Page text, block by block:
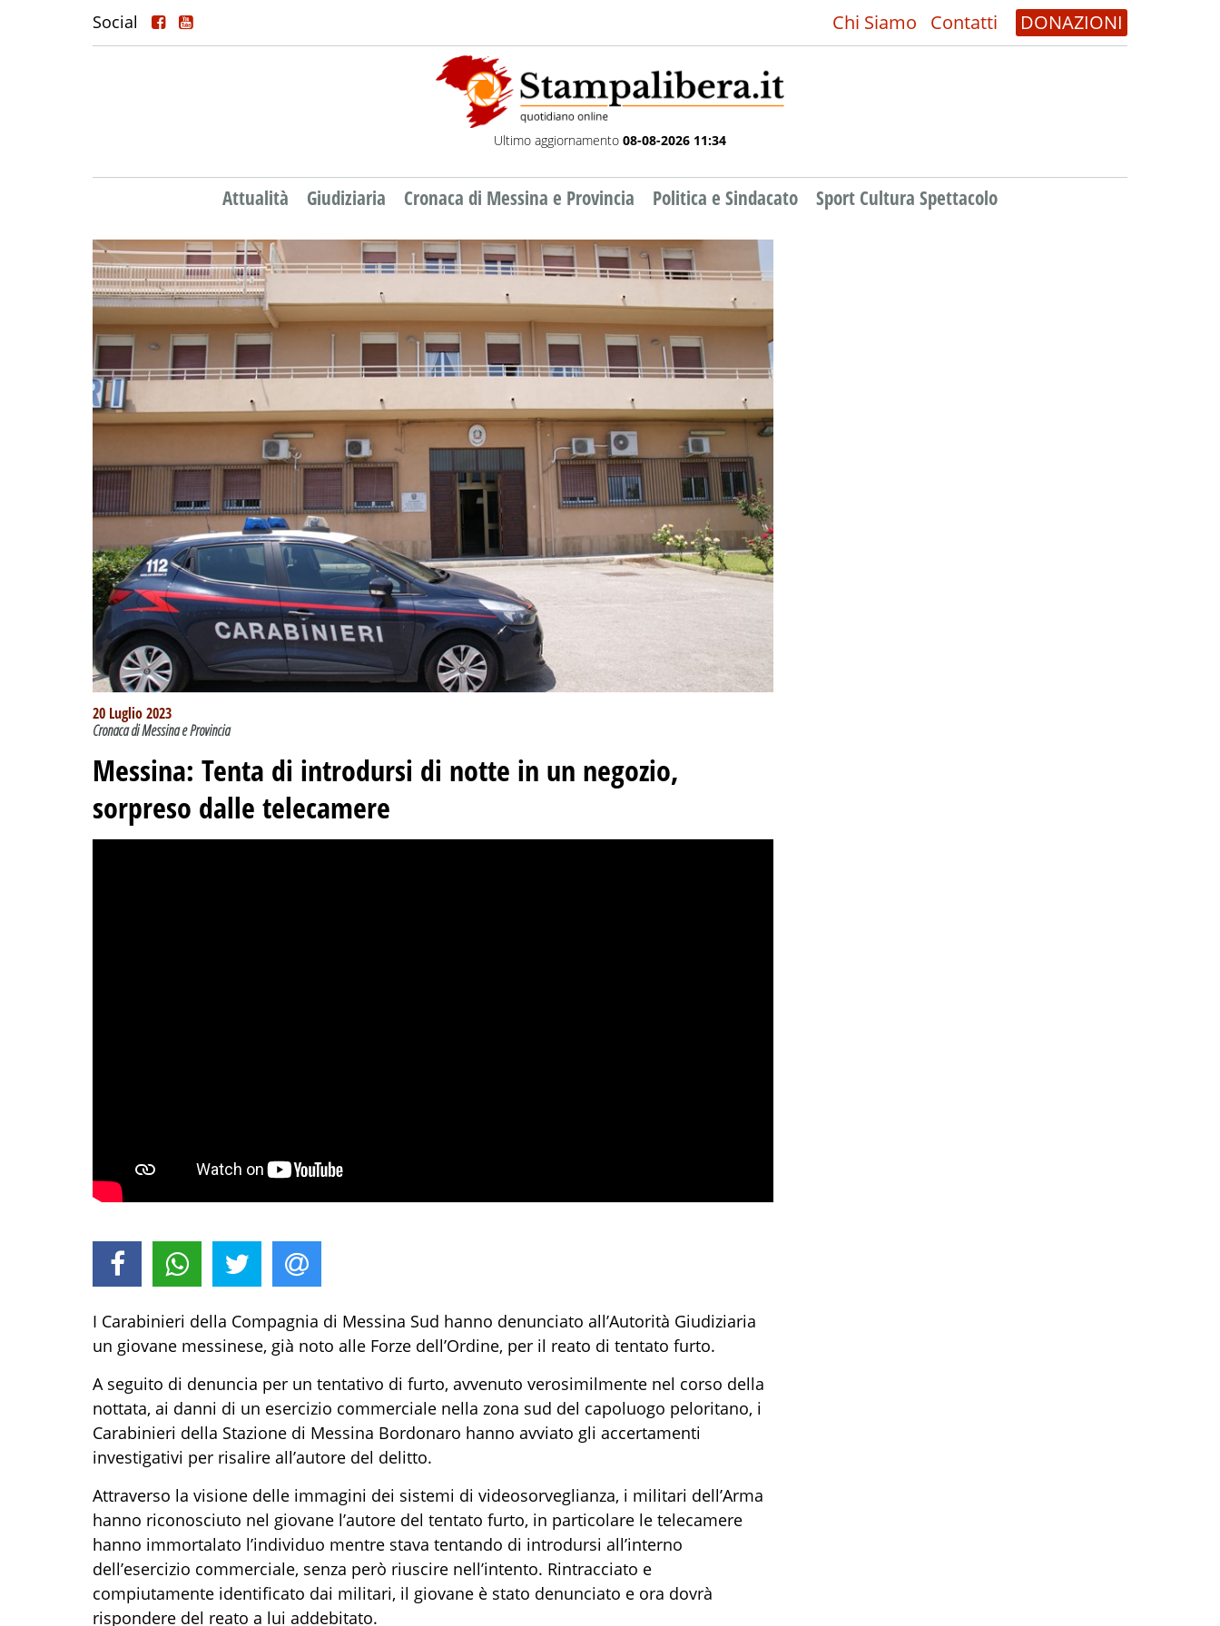
Social Chi Siamo Contatti DONAZIONI
Ultimo aggiornamento 08-08-2026 11:34
Attualità Giudiziaria Cronaca di Messina e Provincia Politica e Sindacato Sport Cultura Spettacolo
20 Luglio 2023
Cronaca di Messina e Provincia
Messina: Tenta di introdursi di notte in un negozio,
sorpreso dalle telecamere
I Carabinieri della Compagnia di Messina Sud hanno denunciato all’Autorità Giudiziaria
un giovane messinese, già noto alle Forze dell’Ordine, per il reato di tentato furto.
A seguito di denuncia per un tentativo di furto, avvenuto verosimilmente nel corso della
nottata, ai danni di un esercizio commerciale nella zona sud del capoluogo peloritano, i
Carabinieri della Stazione di Messina Bordonaro hanno avviato gli accertamenti
investigativi per risalire all’autore del delitto.
Attraverso la visione delle immagini dei sistemi di videosorveglianza, i militari dell’Arma
hanno riconosciuto nel giovane l’autore del tentato furto, in particolare le telecamere
hanno immortalato l’individuo mentre stava tentando di introdursi all’interno
dell’esercizio commerciale, senza però riuscire nell’intento. Rintracciato e
compiutamente identificato dai militari, il giovane è stato denunciato e ora dovrà
rispondere del reato a lui addebitato.